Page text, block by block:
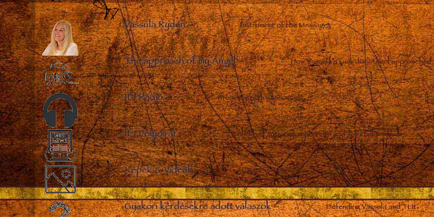
Vassula Rydén– Instrument of the Messages
The approach of my Angel– How Vassula’s Guardian Angel
IÉI Rádió– Broadcasts the Messages
IÉI Folyóirat– Worldwide activities reportings and spiritual teachings
Képek & Videók– Various material
Gyakori kérdésekre adott válaszok– Defending Vassula and TLIG